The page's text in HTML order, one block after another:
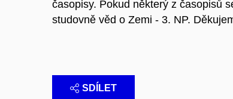
časopisy. Pokud některý z časopisů
studovně věd o Zemi - 3. NP.
SDÍLET